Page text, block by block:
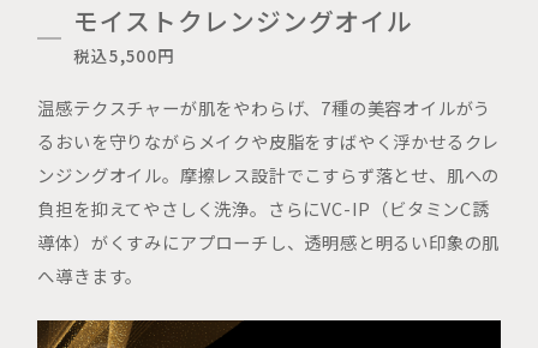
モイストクレンジングオイル
税込5,500円
温感テクスチャーが肌をやわらげ、7種の美容オイルがう
るおいを守りながらメイクや皮脂をすばやく浮かせるクレ
ンジングオイル。摩擦レス設計でこすらず落とせ、肌への
負担を抑えてやさしく洗浄。さらにVC-IP（ビタミンC誘
導体）がくすみにアプローチし、透明感と明るい印象の肌
へ導きます。